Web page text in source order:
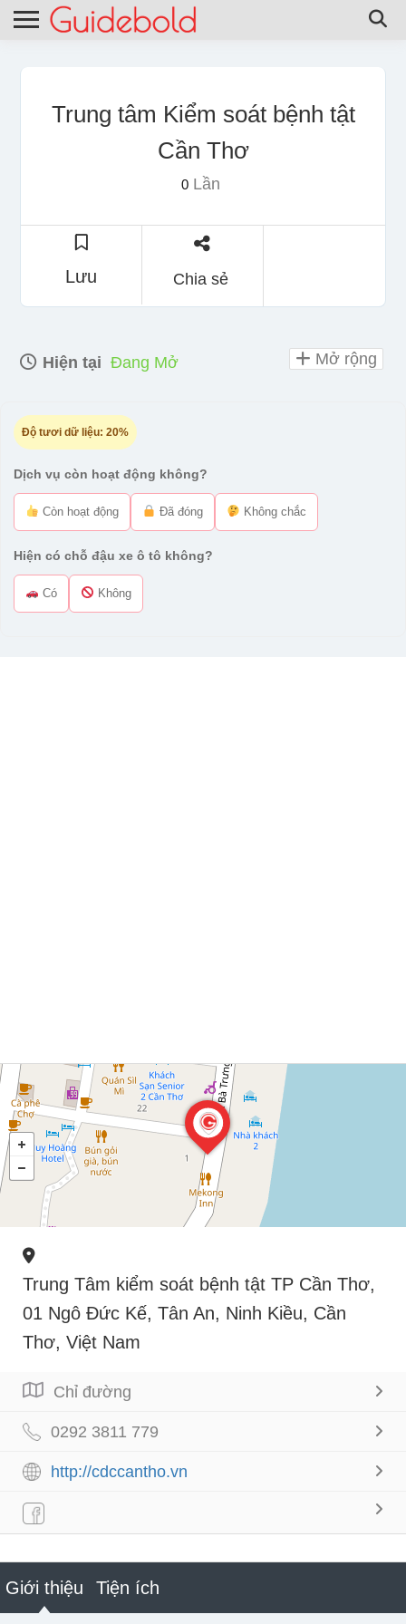
Trung tâm Kiểm soát bệnh tật
Cần Thơ
0Lần
Lưu Chia sẻ
Hiện tại Đang Mở
Độ tươi dữ liệu: 20%
Dịch vụ còn hoạt động không?
Còn hoạt động Đã đóng Không chắc
Hiện có chỗ đậu xe ô tô không?
Có Không
Mở rộng
Trung Tâm kiểm soát bệnh tật TP Cần Thơ,
01 Ngô Đức Kế, Tân An, Ninh Kiều, Cần
Thơ, Việt Nam
Chỉ đường
0292 3811 779
http://cdccantho.vn
Giới thiệu Tiện ích